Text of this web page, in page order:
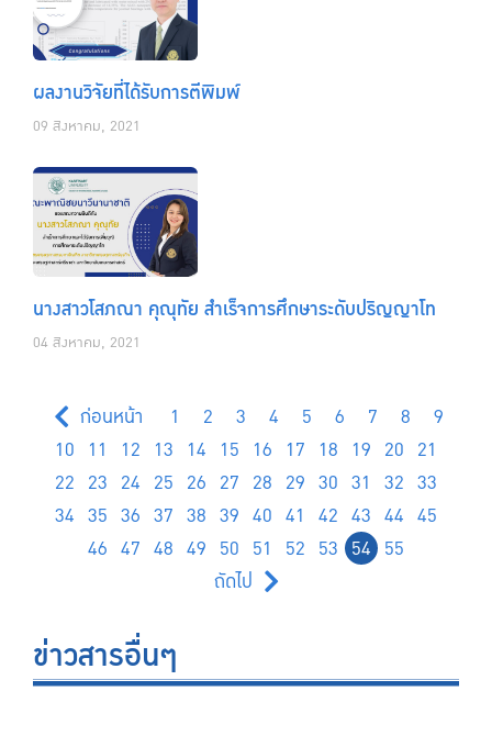
ผลงานวิจัยที่ได้รับการตีพิมพ์
09 สิงหาคม, 2021
นางสาวโสภณา คุณุทัย สำเร็จการศึกษาระดับปริญญาโท
04 สิงหาคม, 2021
ก่อนหน้า 1 2 3 4 5 6 7 8
9
10 11 12 13 14 15 16 17 18 19 20 21
22 23 24 25 26 27 28 29 30 31 32 33
34 35 36 37 38 39 40 41 42 43 44 45
46 47 48 49 50 51 52 53 54 55
ถัดไป
ข่าวสารอื่นๆ